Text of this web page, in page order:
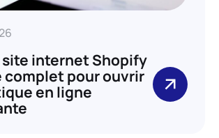
site internet Shopify
complet pour ouvrir
en ligne